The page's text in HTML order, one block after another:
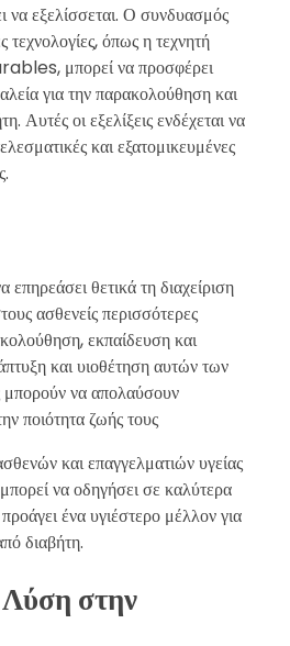
να εξελίσσεται. Ο συνδυασμός
τεχνολογίες, όπως η τεχνητή
μπορεί να προσφέρει
για την παρακολούθηση και
Αυτές οι εξελίξεις ενδέχεται να
και εξατομικευμένες
επηρεάσει θετικά τη διαχείριση
ασθενείς περισσότερες
εκπαίδευση και
και υιοθέτηση αυτών των
μπορούν να απολαύσουν
ποιότητα ζωής τους
και επαγγελματιών υγείας
να οδηγήσει σε καλύτερα
ένα υγιέστερο μέλλον για
διαβήτη.
στην